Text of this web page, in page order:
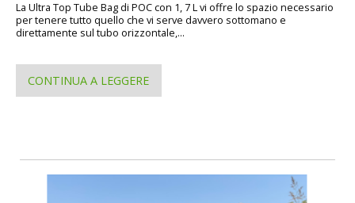
La Ultra Top Tube Bag di POC con 1, 7 L vi offre lo spazio necessario
per tenere tutto quello che vi serve davvero sottomano e
direttamente sul tubo orizzontale,...
CONTINUA A LEGGERE